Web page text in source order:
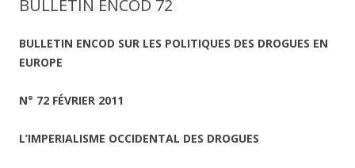
BULLETIN ENCOD 72
BULLETIN ENCOD SUR LES POLITIQUES DES DROGUES EN
EUROPE
N° 72 FÉVRIER 2011
L’IMPERIALISME OCCIDENTAL DES DROGUES